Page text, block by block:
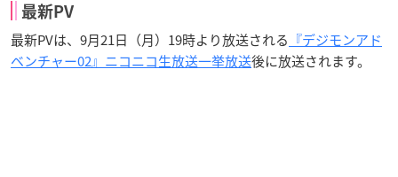
最新PV
最新PVは、9月21日（月）19時より放送される 『デジモンアド
ベンチャー02』ニコニコ生放送一挙放送後に放送されます。